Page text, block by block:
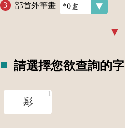
部首外筆畫
請選擇您欲查詢的字
髟